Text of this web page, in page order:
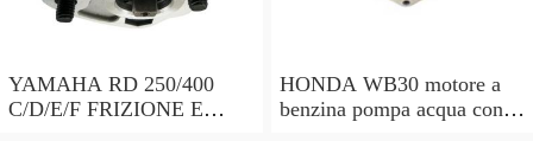
YAMAHA RD 250/400
C/D/E/F FRIZIONE E
HONDA WB30 motore a
benzina pompa acqua con